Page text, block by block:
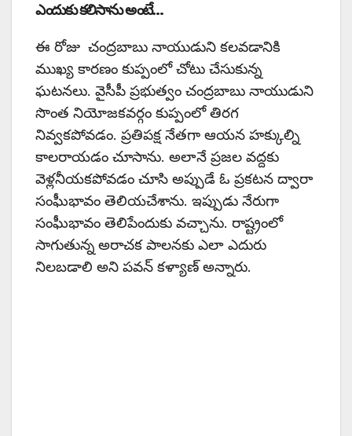
ఎందుకు కలిసాను అంటే…
ఈ రోజు చంద్రబాబు నాయుడుని కలవడానికి
ముఖ్య కారణం కుప్పంలో చోటు చేసుకున్న
ఘటనలు. వైసీపీ ప్రభుత్వం చంద్రబాబు నాయుడుని
సొంత నియోజకవర్గం కుప్పంలో తిరగ
నివ్వకపోవడం. ప్రతిపక్ష నేతగా ఆయన హక్కుల్ని
కాలరాయడం చూసాను. అలానే ప్రజల వద్దకు
వెళ్లనీయకపోవడం చూసి అప్పుడే ఓ ప్రకటన ద్వారా
సంఘీభావం తెలియచేశాను. ఇప్పుడు నేరుగా
సంఘీభావం తెలిపేందుకు వచ్చాను. రాష్ట్రంలో
సాగుతున్న అరాచక పాలనకు ఎలా ఎదురు
నిలబడాలి అని పవన్ కళ్యాణ్ అన్నారు.